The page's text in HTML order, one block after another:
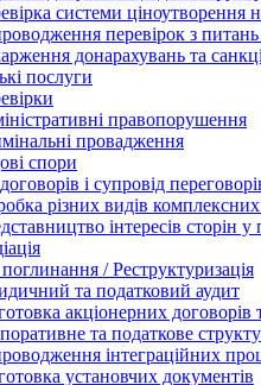
системи ціноутворення
перевірок з
донарахувань та
послуги
правопорушення
провадження
спори
і супровід
різних видів
інтересів сторін
/ Реструктуризація
та податковий аудит
акціонерних
та податкове
інтеграційних
установчих документів